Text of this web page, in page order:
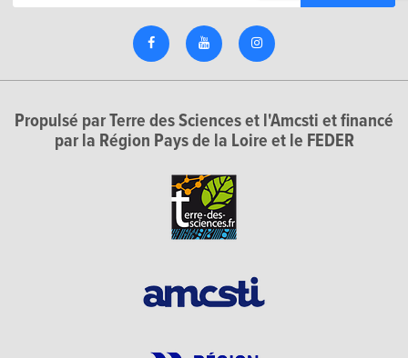
Propulsé par Terre des Sciences et l'Amcsti et financé
par la Région Pays de la Loire et le FEDER